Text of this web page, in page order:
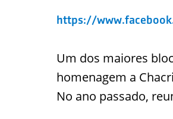
https://
Um dos maiores
homenagem a
No ano passado,